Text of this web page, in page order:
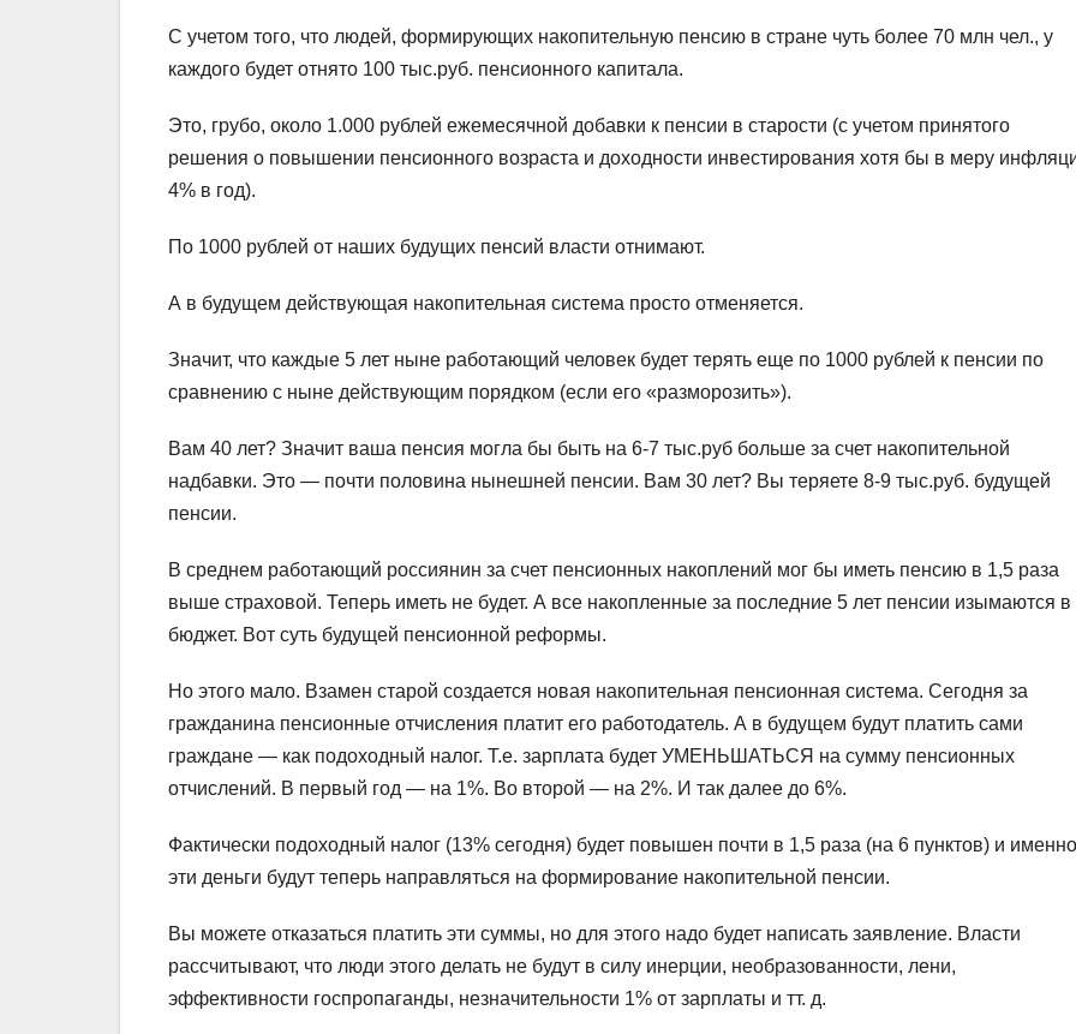
С учетом того, что людей, формирующих накопительную пенсию в стране чуть более 70 млн чел., у
каждого будет отнято 100 тыс.руб. пенсионного капитала.
Это, грубо, около 1.000 рублей ежемесячной добавки к пенсии в старости (с учетом принятого
решения о повышении пенсионного возраста и доходности инвестирования хотя бы в меру
4% в год).
По 1000 рублей от наших будущих пенсий власти отнимают.
А в будущем действующая накопительная система просто отменяется.
Значит, что каждые 5 лет ныне работающий человек будет терять еще по 1000 рублей к пенсии по
сравнению с ныне действующим порядком (если его «разморозить»).
Вам 40 лет? Значит ваша пенсия могла бы быть на 6-7 тыс.руб больше за счет накопительной
надбавки. Это — почти половина нынешней пенсии. Вам 30 лет? Вы теряете 8-9 тыс.руб. будущей
пенсии.
В среднем работающий россиянин за счет пенсионных накоплений мог бы иметь пенсию в 1,5 раза
выше страховой. Теперь иметь не будет. А все накопленные за последние 5 лет пенсии изымаются в
бюджет. Вот суть будущей пенсионной реформы.
Но этого мало. Взамен старой создается новая накопительная пенсионная система. Сегодня за
гражданина пенсионные отчисления платит его работодатель. А в будущем будут платить сами
граждане — как подоходный налог. Т.е. зарплата будет УМЕНЬШАТЬСЯ на сумму пенсионных
отчислений. В первый год — на 1%. Во второй — на 2%. И так далее до 6%.
Фактически подоходный налог (13% сегодня) будет повышен почти в 1,5 раза (на 6 пунктов) и именно
эти деньги будут теперь направляться на формирование накопительной пенсии.
Вы можете отказаться платить эти суммы, но для этого надо будет написать заявление. Власти
рассчитывают, что люди этого делать не будут в силу инерции, необразованности, лени,
эффективности госпропаганды, незначительности 1% от зарплаты и тт. д.